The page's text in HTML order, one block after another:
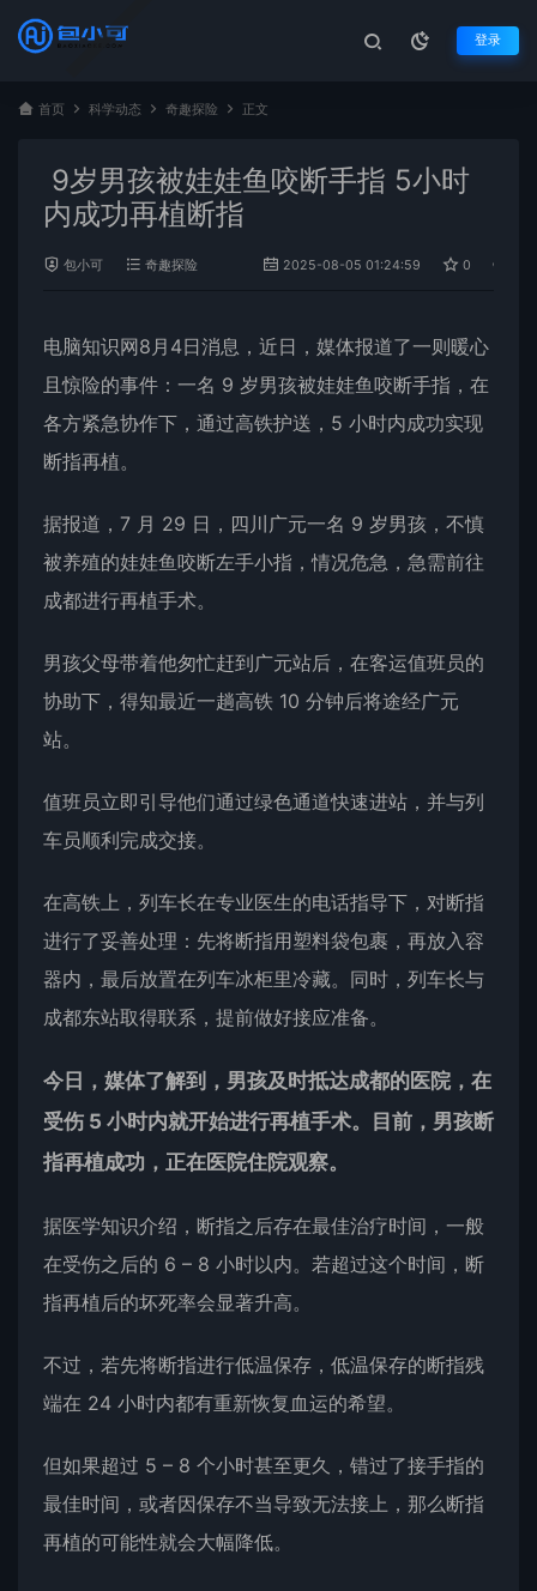
登录
首页 科学动态 奇趣探险 正文
9岁男孩被娃娃鱼咬断手指 5小时
内成功再植断指
包小可 奇趣探险 2025-08-05 01:24:59 0
电脑知识网8月4日消息，近日，媒体报道了一则暖心
且惊险的事件：一名 9 岁男孩被娃娃鱼咬断手指，在
各方紧急协作下，通过高铁护送，5 小时内成功实现
断指再植。
据报道，7 月 29 日，四川广元一名 9 岁男孩，不慎
被养殖的娃娃鱼咬断左手小指，情况危急，急需前往
成都进行再植手术。
男孩父母带着他匆忙赶到广元站后，在客运值班员的
协助下，得知最近一趟高铁 10 分钟后将途经广元
站。
值班员立即引导他们通过绿色通道快速进站，并与列
车员顺利完成交接。
在高铁上，列车长在专业医生的电话指导下，对断指
进行了妥善处理：先将断指用塑料袋包裹，再放入容
器内，最后放置在列车冰柜里冷藏。同时，列车长与
成都东站取得联系，提前做好接应准备。
今日，媒体了解到，男孩及时抵达成都的医院，在
受伤 5 小时内就开始进行再植手术。目前，男孩断
指再植成功，正在医院住院观察。
据医学知识介绍，断指之后存在最佳治疗时间，一般
在受伤之后的 6 – 8 小时以内。若超过这个时间，断
指再植后的坏死率会显著升高。
不过，若先将断指进行低温保存，低温保存的断指残
端在 24 小时内都有重新恢复血运的希望。
但如果超过 5 – 8 个小时甚至更久，错过了接手指的
最佳时间，或者因保存不当导致无法接上，那么断指
再植的可能性就会大幅降低。